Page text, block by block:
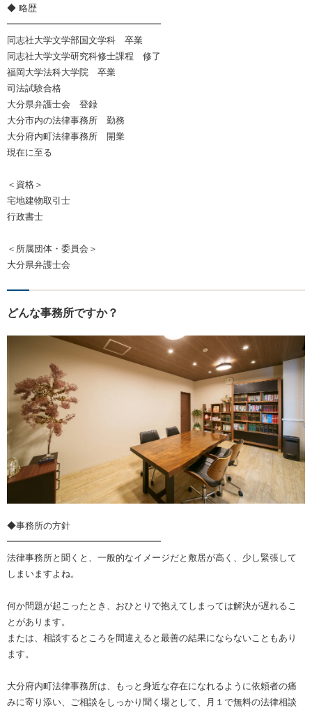
◆ 略歴
━━━━━━━━━━━━━━━━━
同志社大学文学部国文学科 卒業
同志社大学文学研究科修士課程 修了
福岡大学法科大学院 卒業
司法試験合格
大分県弁護士会 登録
大分市内の法律事務所 勤務
大分府内町法律事務所 開業
現在に至る
＜資格＞
宅地建物取引士
行政書士
＜所属団体・委員会＞
大分県弁護士会
どんな事務所ですか？
◆事務所の方針
━━━━━━━━━━━━━━━━━
法律事務所と聞くと、一般的なイメージだと敷居が高く、少し緊張して
しまいますよね。
何か問題が起こったとき、おひとりで抱えてしまっては解決が遅れるこ
とがあります。
または、相談するところを間違えると最善の結果にならないこともあり
ます。
大分府内町法律事務所は、もっと身近な存在になれるように依頼者の痛
みに寄り添い、ご相談をしっかり聞く場として、月１で無料の法律相談